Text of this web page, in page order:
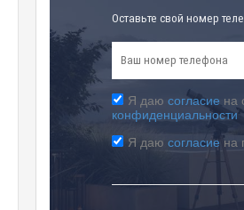
Оставьте свой номер
Я даю согласие на
конфиденциальности
Я даю согласие на